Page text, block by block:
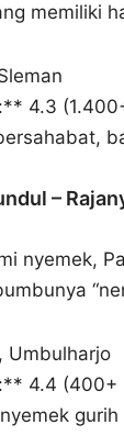
memiliki
4.3
–
nyemek,
Umbulharjo
4.4 (400+
gurih